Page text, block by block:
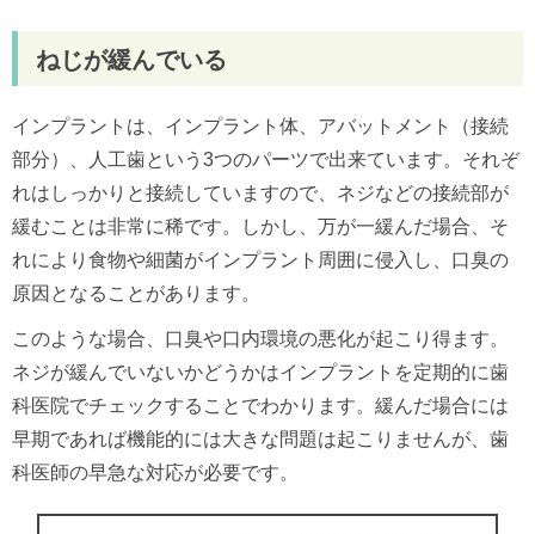
ねじが緩んでいる
インプラントは、インプラント体、アバットメント（接続
部分）、人工歯という3つのパーツで出来ています。それぞ
れはしっかりと接続していますので、ネジなどの接続部が
緩むことは非常に稀です。しかし、万が一緩んだ場合、そ
れにより食物や細菌がインプラント周囲に侵入し、口臭の
原因となることがあります。
このような場合、口臭や口内環境の悪化が起こり得ます。
ネジが緩んでいないかどうかはインプラントを定期的に歯
科医院でチェックすることでわかります。緩んだ場合には
早期であれば機能的には大きな問題は起こりませんが、歯
科医師の早急な対応が必要です。